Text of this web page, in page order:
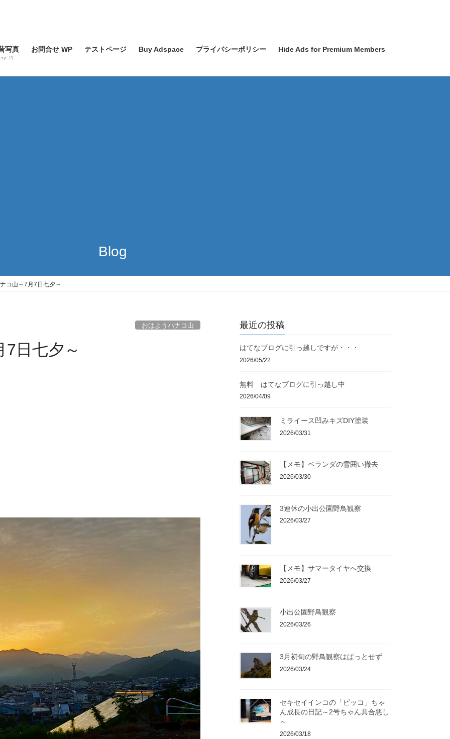
写真 お問合せ WP テストページ Buy Adspace プライバシーポリシー Hide Ads for Premium Members
Blog
コ山～7月7日七夕～
おはようハナコ山
日七夕～
最近の投稿
はてなブログに引っ越しですが・・・
2026/05/22
無料 はてなブログに引っ越し中
2026/04/09
ミライース凹みキズDIY塗装
2026/03/31
【メモ】ベランダの雪囲い撤去
2026/03/30
3連休の小出公園野鳥観察
2026/03/27
【メモ】サマータイヤへ交換
2026/03/27
小出公園野鳥観察
2026/03/26
3月初旬の野鳥観察はぱっとせず
2026/03/24
セキセイインコの「ピッコ」ちゃ
ん成長の日記～2号ちゃん具合悪し
～
2026/03/18